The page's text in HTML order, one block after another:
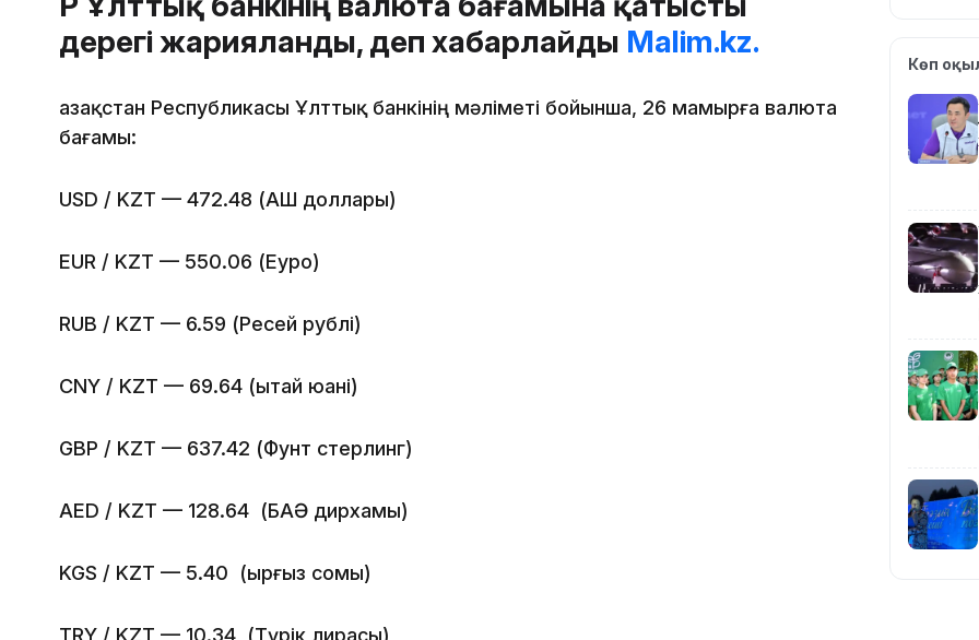
дерегі жарияланды, деп хабарлайды Malim.kz.
Қазақстан Республикасы Ұлттық банкінің мәліметі бойынша, 26 мамырға валюта
бағамы:
USD / KZT — 472.48 (АҚШ доллары)
EUR / KZT — 550.06 (Еуро)
RUB / KZT — 6.59 (Ресей рублі)
CNY / KZT — 69.64 (Қытай юані)
GBP / KZT — 637.42 (Фунт стерлинг)
AED / KZT — 128.64 (БАӘ дирхамы)
KGS / KZT — 5.40 (Қырғыз сомы)
12:40
11:54
Көп